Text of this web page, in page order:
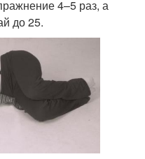
4–5 раз, а
до 25.